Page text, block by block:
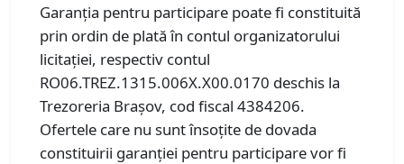
Garanţia pentru participare poate fi constituită
prin ordin de plată în contul organizatorului
licitaţiei, respectiv contul
RO06.TREZ.1315.006X.X00.0170 deschis la
Trezoreria Brașov, cod fiscal 4384206.
Ofertele care nu sunt însoţite de dovada
constituirii garanţiei pentru participare vor fi